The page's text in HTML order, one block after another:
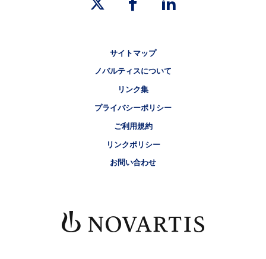
サイトマップ
ノバルティスについて
リンク集
プライバシーポリシー
ご利用規約
リンクポリシー
お問い合わせ